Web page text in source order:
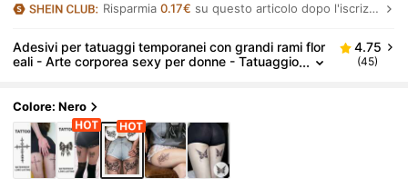
Risparmia0.17€ su questo articolo dopo l'iscrizione.
Adesivi per tatuaggi temporanei con grandi rami flor
eali - Arte corporea sexy per donne - Tatuaggio
e, performance, fotografia, accessori per feste, ade
sivi di alta qualità, essenziale per eventi festivi
4.75
(45)
Colore: Nero